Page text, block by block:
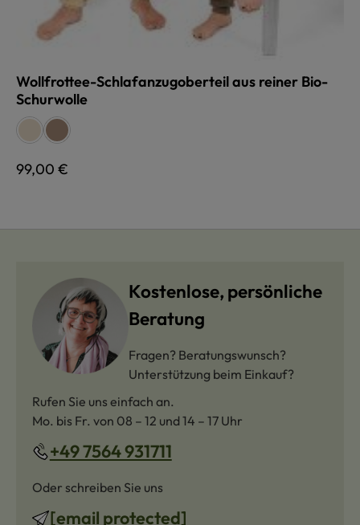
Wollfrottee-Schlafanzugoberteil aus reiner Bio-
Schurwolle
Farbe auswählen
naturweißwalnuss
Regulärer Preis:
99,00 €
Kostenlose, persönliche
Beratung
Fragen? Beratungswunsch?
Unterstützung beim Einkauf?
Rufen Sie uns einfach an.
Mo. bis Fr. von 08 – 12 und 14 – 17 Uhr
+49 7564 931711
Oder schreiben Sie uns
[email protected]